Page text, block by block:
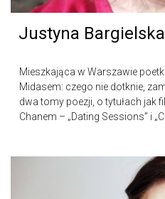
Justyna Bargielska
Mieszkająca w Warszawie
Midasem: czego nie dotknie,
dwa tomy poezji, o tytułach jak
Chanem – „Dating Sessions” i